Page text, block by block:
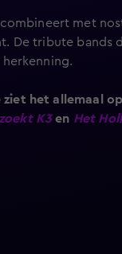
met
De tribute bands
ziet het allemaal
K3en Het